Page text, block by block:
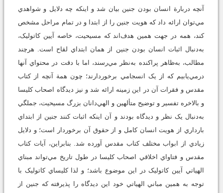
آنچه دربارة انسان بودن جنين بيان شد و اينکه چه دلايل و شواهدي
مي‌توان ارائه داد که هويت جنين را از ابتدا و در تمام مراحل مشخص
کند، همه در جهت همين هدف‌اند که مسيحيت، خاصه آيين کاتوليک،
به‌دنبال اثبات انسان بودن جنين از همان ابتداي لقاح است. هرچند
مطالب، به‌ظاهر پراکنده به‌نظر مي‌رسند، اما با دقت در محتواي آنها
درمي‌يابيم که از يک انسجامي برخوردارند؛ چون همة آنچه از کتاب
مقدس و فقرات آن در اين زمينه ارائه شد و نيز ديدگاه اصحاب کليسا
و بالاخره تفسير و توضيح متألهين و الهي‌دانان بزرگ مسيحيت، جملگي
به‌دنبال يک نظر و ديدگاه بودند و آن اينکه اثبات کنند جنين از ابتداي
بارداري از هويت انسان کامل و از حقوق آن برخوردار است؛ و دلايل
زيادي از ابواب مختلف کتاب مقدس آورده شد. بنابراين، آيات کتاب
مقدس و فتاواي اخلاقي اصحاب کليسا در طول تاريخ مي‌تواند مبناي
الهياتي آيين کاتوليک در اين موضوع باشد؛ و لذا کليساي کاتوليک با
توجه به همين مباني الهياتي خود اين ديدگاه را پذيرفته که جنين از